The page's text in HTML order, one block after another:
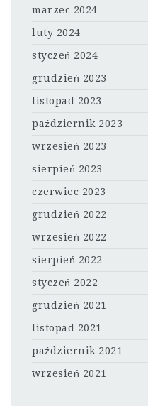
marzec 2024
luty 2024
styczeń 2024
grudzień 2023
listopad 2023
październik 2023
wrzesień 2023
sierpień 2023
czerwiec 2023
grudzień 2022
wrzesień 2022
sierpień 2022
styczeń 2022
grudzień 2021
listopad 2021
październik 2021
wrzesień 2021